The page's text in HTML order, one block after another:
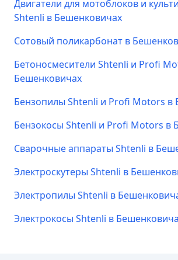
Двигатели для мотоблоков и
Shtenli в Бешенковичах
Сотовый поликарбонат в
Бетоносмесители Shtenli и Profi
Бешенковичах
Бензопилы Shtenli и Profi Motors в
Бензокосы Shtenli и Profi Motors в
Сварочные аппараты Shtenli в
Электроскутеры Shtenli в
Электропилы Shtenli в
Электрокосы Shtenli в